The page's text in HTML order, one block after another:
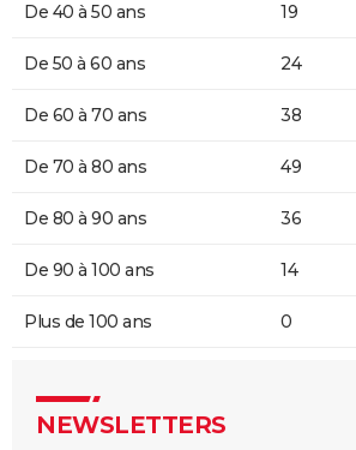
De 40 à 50 ans 19
De 50 à 60 ans 24
De 60 à 70 ans 38
De 70 à 80 ans 49
De 80 à 90 ans 36
De 90 à 100 ans 14
Plus de 100 ans 0
NEWSLETTERS